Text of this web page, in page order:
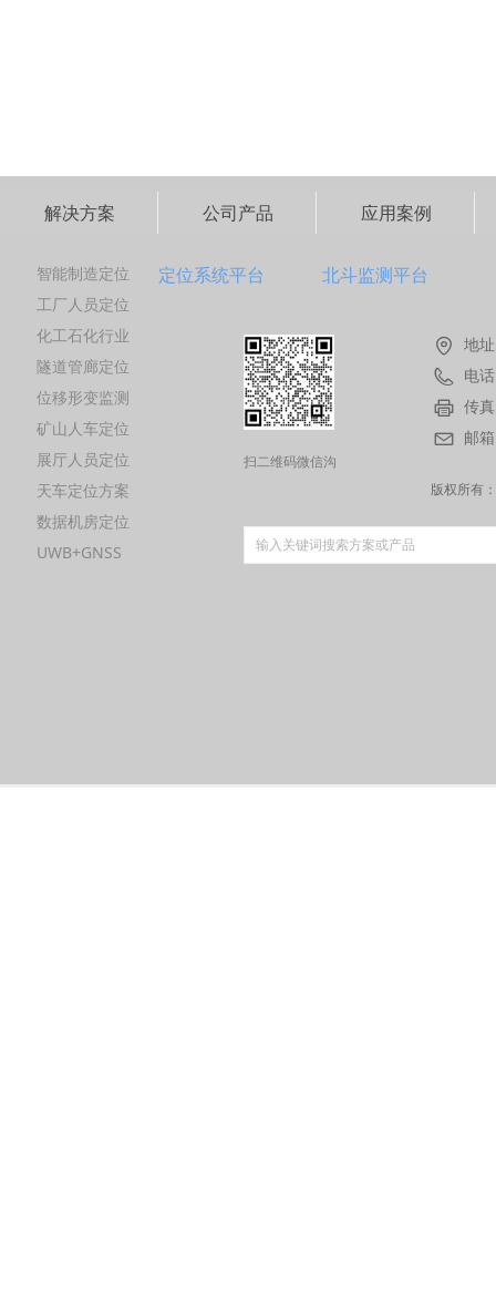
扫二维码微信沟
地
电
传
邮
版权所有：
解决方案 公司产品 应用案例
定位系统平台 北斗监测平台
智能制造定位
工厂人员定位
化工石化行业
隧道管廊定位
位移形变监测
矿山人车定位
展厅人员定位
天车定位方案
数据机房定位
UWB+GNSS